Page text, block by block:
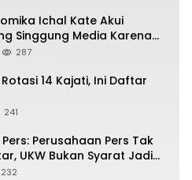
Ichal Kate Akui
Singgung Media Karena
287
14 Kajati, Ini Daftar
241
Perusahaan Pers Tak
UKW Bukan Syarat Jadi
232